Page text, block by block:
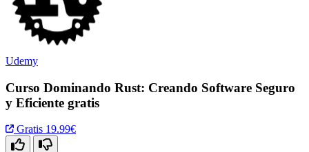
Udemy
Curso Dominando Rust: Creando Software Seguro
y Eficiente gratis
Gratis 19.99€